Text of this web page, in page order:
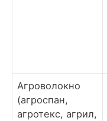
Агроволокно
(агроспан,
агротекс, агрил,